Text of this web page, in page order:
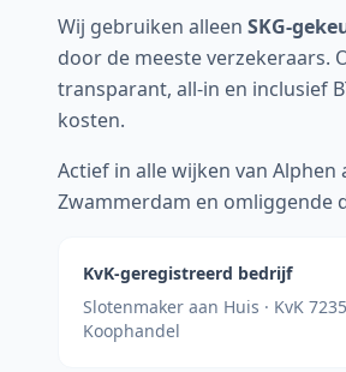
Wij gebruiken alleen SKG-
door de meeste verzekeraars.
transparant, all-in en inclusief
kosten.
Actief in alle wijken van Alphen
Zwammerdam en omliggende
KvK-geregistreerd bedrijf
Slotenmaker aan Huis · KvK
Koophandel